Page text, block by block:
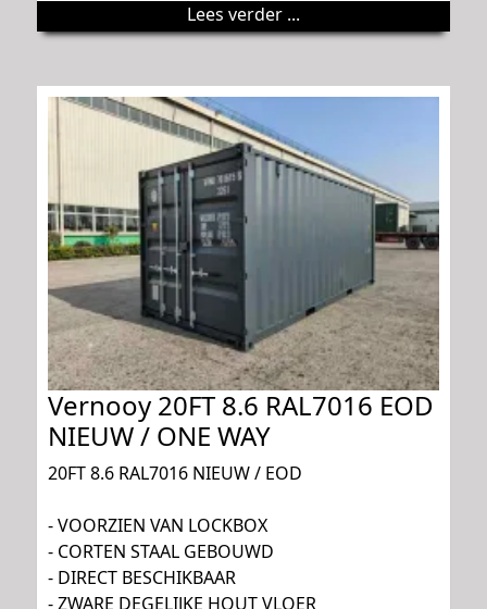
Lees verder ...
Vernooy 20FT 8.6 RAL7016 EOD
NIEUW / ONE WAY
20FT 8.6 RAL7016 NIEUW / EOD
- VOORZIEN VAN LOCKBOX
- CORTEN STAAL GEBOUWD
- DIRECT BESCHIKBAAR
- ZWARE DEGELIJKE HOUT VLOER